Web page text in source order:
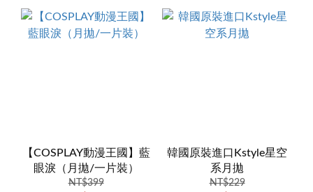
【COSPLAY動漫王國】藍
眼淚（月拋/一片裝）
NT$399
韓國原裝進口Kstyle星空
系月拋
NT$229